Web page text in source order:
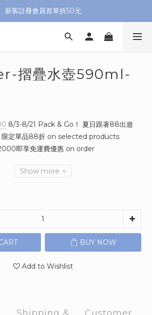
新客註冊會員首單折50元
摺疊水壺590ml-
8/3-8/21 Pack & Go！ 夏日跟著88出遊
限定單品88折 on selected products
即享免運費優惠 on order
Show more
BUY NOW
Add to Wishlist